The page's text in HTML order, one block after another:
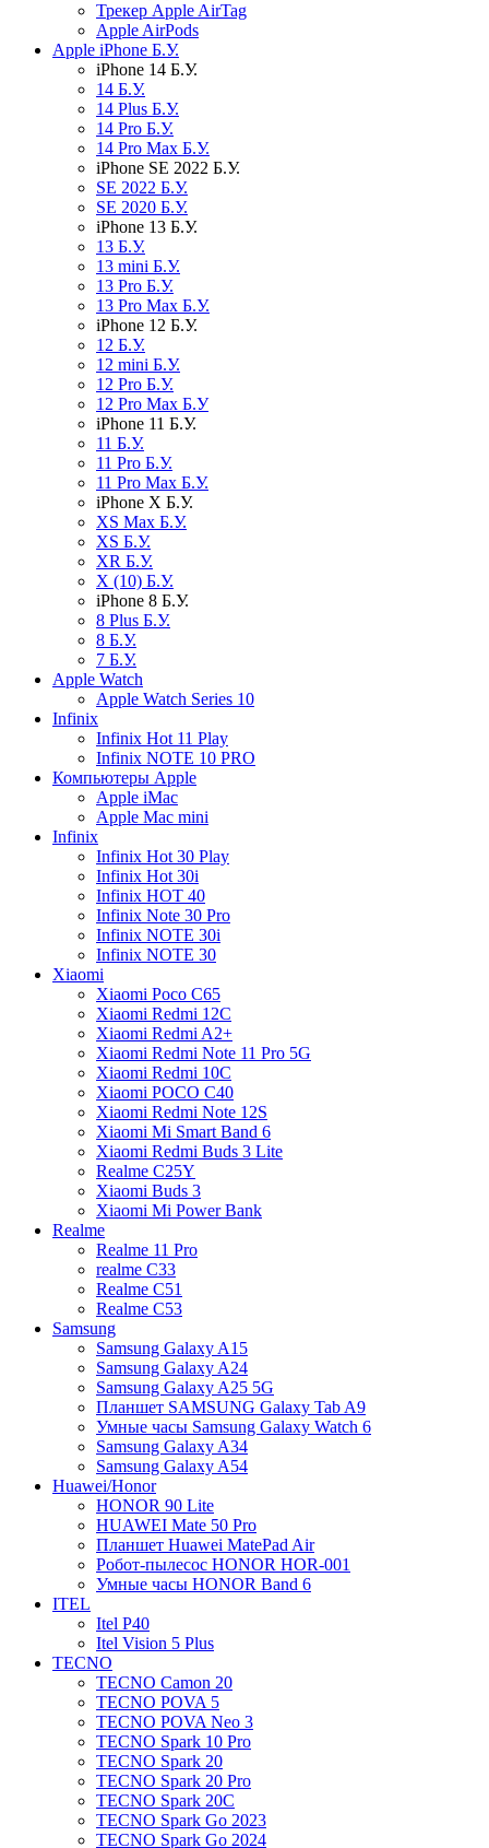
Трекер Apple AirTag
Apple AirPods
Apple iPhone Б.У.
iPhone 14 Б.У.
14 Б.У.
14 Plus Б.У.
14 Pro Б.У.
14 Pro Max Б.У.
iPhone SE 2022 Б.У.
SE 2022 Б.У.
SE 2020 Б.У.
iPhone 13 Б.У.
13 Б.У.
13 mini Б.У.
13 Pro Б.У.
13 Pro Max Б.У.
iPhone 12 Б.У.
12 Б.У.
12 mini Б.У.
12 Pro Б.У.
12 Pro Max Б.У
iPhone 11 Б.У.
11 Б.У.
11 Pro Б.У.
11 Pro Max Б.У.
iPhone X Б.У.
XS Max Б.У.
XS Б.У.
XR Б.У.
X (10) Б.У.
iPhone 8 Б.У.
8 Plus Б.У.
8 Б.У.
7 Б.У.
Apple Watch
Apple Watch Series 10
Infinix
Infinix Hot 11 Play
Infinix NOTE 10 PRO
Компьютеры Apple
Apple iMac
Apple Mac mini
Infinix
Infinix Hot 30 Play
Infinix Hot 30i
Infinix HOT 40
Infinix Note 30 Pro
Infinix NOTE 30i
Infinix NOTE 30
Xiaomi
Xiaomi Poco C65
Xiaomi Redmi 12C
Xiaomi Redmi A2+
Xiaomi Redmi Note 11 Pro 5G
Xiaomi Redmi 10C
Xiaomi POCO C40
Xiaomi Redmi Note 12S
Xiaomi Mi Smart Band 6
Xiaomi Redmi Buds 3 Lite
Realme C25Y
Xiaomi Buds 3
Xiaomi Mi Power Bank
Realme
Realme 11 Pro
realme C33
Realme C51
Realme C53
Samsung
Samsung Galaxy A15
Samsung Galaxy A24
Samsung Galaxy A25 5G
Планшет SAMSUNG Galaxy Tab A9
Умные часы Samsung Galaxy Watch 6
Samsung Galaxy A34
Samsung Galaxy A54
Huawei/Honor
HONOR 90 Lite
HUAWEI Mate 50 Pro
Планшет Huawei MatePad Air
Робот-пылесос HONOR HOR-001
Умные часы HONOR Band 6
ITEL
Itel P40
Itel Vision 5 Plus
TECNO
TECNO Camon 20
TECNO POVA 5
TECNO POVA Neo 3
TECNO Spark 10 Pro
TECNO Spark 20
TECNO Spark 20 Pro
TECNO Spark 20C
TECNO Spark Go 2023
TECNO Spark Go 2024